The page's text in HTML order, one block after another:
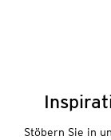
Stöbern Sie in